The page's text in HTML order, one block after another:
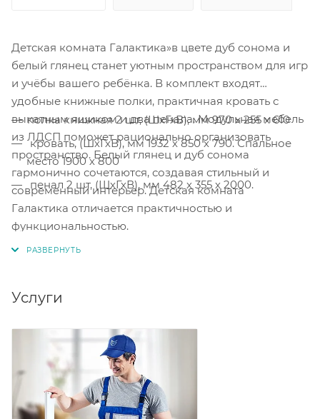
Детская комната Галактика»в цвете дуб сонома и
белый глянец станет уютным пространством для игр
и учёбы вашего ребёнка. В комплект входят
удобные книжные полки, практичная кровать с
выкатным ящиком и два пенала. Модульная мебель
из ЛДСП поможет рационально организовать
пространство. Белый глянец и дуб сонома
гармонично сочетаются, создавая стильный и
современный интерьер. Детская комната
Галактика отличается практичностью и
функциональностью.
полка книжная 2 шт, (ШхГхВ), мм 970 х 255 х 610
кровать, (ШхГхВ), мм 1932 х 850 х 790. Спальное
место 1900 х 800
пенал 2 шт, (ШхГхВ), мм 482 х 355 х 2000.
Услуги